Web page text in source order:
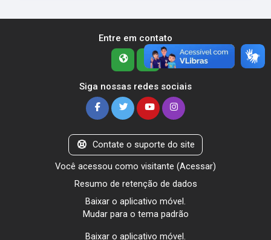
Entre em contato
Siga nossas redes sociais
Contate o suporte do site
Você acessou como visitante (Acessar)
Resumo de retenção de dados
Baixar o aplicativo móvel.
Mudar para o tema padrão
Baixar o aplicativo móvel.